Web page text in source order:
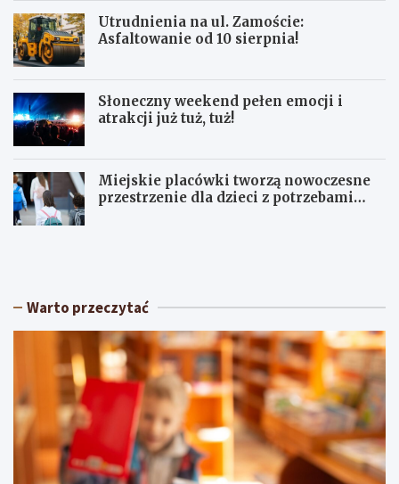
Utrudnienia na ul. Zamoście:
Asfaltowanie od 10 sierpnia!
Słoneczny weekend pełen emocji i
atrakcji już tuż, tuż!
Miejskie placówki tworzą nowoczesne
przestrzenie dla dzieci z potrzebami
S
c
e
e
k
e
U
w
k
i
e
m
Warto przeczytać